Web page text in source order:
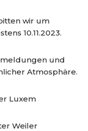
wir um
10.11.2023.
und
Atmosphäre.
Luxem
Weiler